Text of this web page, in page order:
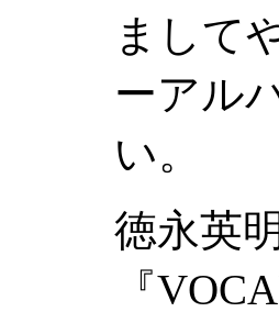
まして
ーアル
い。
徳永英
『